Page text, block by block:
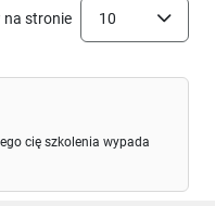
na stronie 10
cię szkolenia wypada